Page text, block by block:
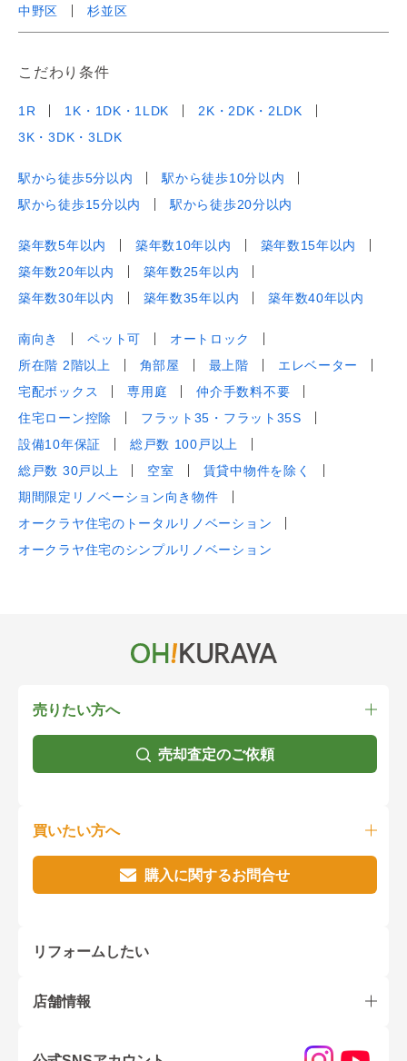
中野区
杉並区
こだわり条件
1R 1K・1DK・1LDK
2K・2DK・2LDK
3K・3DK・3LDK
駅から徒歩5分以内
駅から徒歩10分以内
駅から徒歩15分以内
駅から徒歩20分以内
築年数5年以内 築年数10年以内
築年数15年以内
築年数20年以内
築年数25年以内
築年数30年以内
築年数35年以内 築年数40年以内
南向き ペット可
オートロック
所在階 2階以上
角部屋 最上階
エレベーター
宅配ボックス
専用庭
仲介手数料不要
住宅ローン控除
フラット35・フラット35S
設備10年保証
総戸数 100戸以上
総戸数 30戸以上
空室
賃貸中物件を除く
期間限定リノベーション向き物件
オークラヤ住宅のトータルリノベーション
オークラヤ住宅のシンプルリノベーション
売りたい方へ
売却査定のご依頼
買いたい方へ
購入に関するお問合せ
リフォームしたい
店舗情報